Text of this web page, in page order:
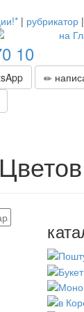
| рубрикатор |
10